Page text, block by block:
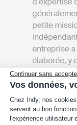
Continuer sans
Vos données,
Plateforme de
Chez Indy, nos
servent au bon
l'expérience utilisateur
petite
entreprise
élaborée, y
l'inverse,
comme
selon
différents.